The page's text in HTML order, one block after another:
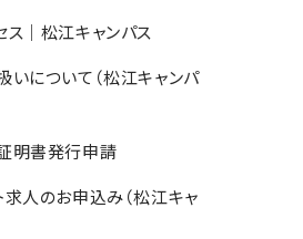
ス｜松江キャンパス
いについて（松江キャンパ
明書発行申請
求人のお申込み（松江キャ